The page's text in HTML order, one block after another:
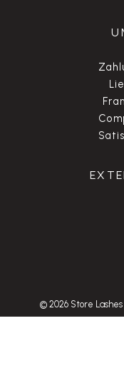
© 2026 Store Lashes